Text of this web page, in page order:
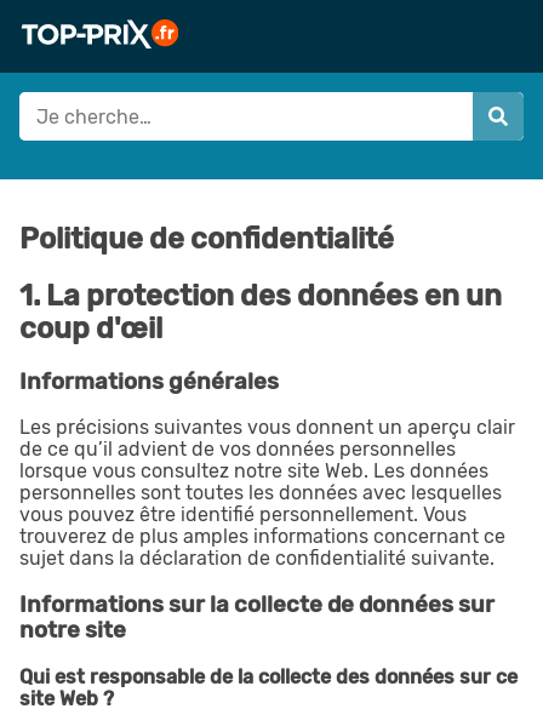
Politique de confidentialité
1. La protection des données en un
coup d'œil
Informations générales
Les précisions suivantes vous donnent un aperçu clair
de ce qu’il advient de vos données personnelles
lorsque vous consultez notre site Web. Les données
personnelles sont toutes les données avec lesquelles
vous pouvez être identifié personnellement. Vous
trouverez de plus amples informations concernant ce
sujet dans la déclaration de confidentialité suivante.
Informations sur la collecte de données sur
notre site
Qui est responsable de la collecte des données sur ce
site Web ?